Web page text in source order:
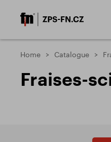
Home Catalogue
Fraises-